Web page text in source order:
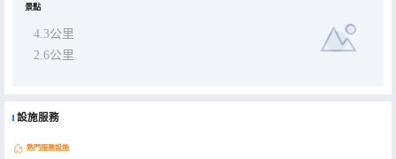
景點
4.3公里
2.6公里
設施服務
熱門服務設施